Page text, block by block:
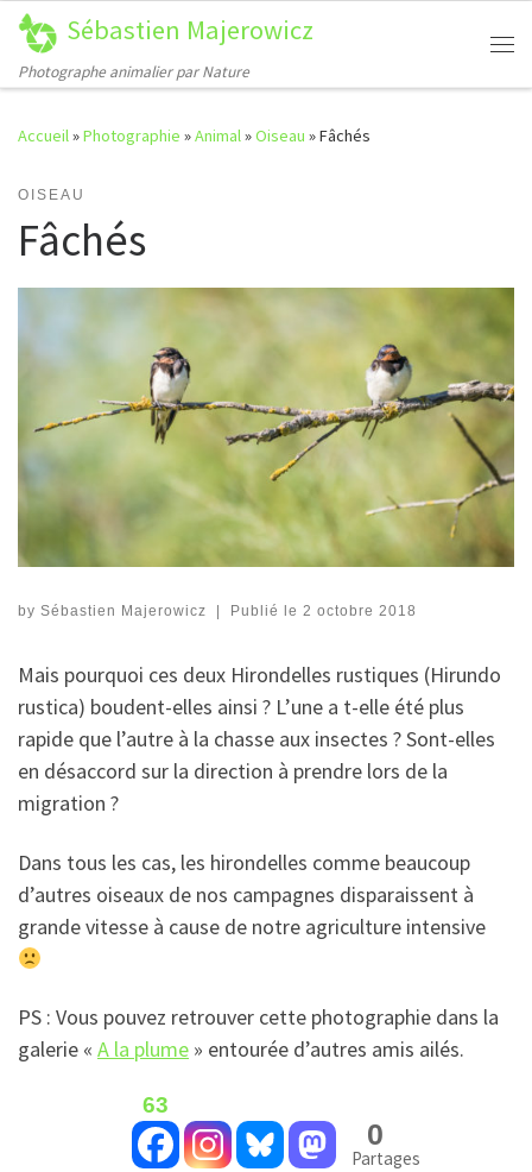
Passer au contenu
Sébastien Majerowicz
Photographe animalier par Nature
Accueil»Photographie »Animal»Oiseau »Fâchés
OISEAU
Fâchés
by Sébastien Majerowicz Publié le 2 octobre 2018
Mais pourquoi ces deux Hirondelles rustiques (Hirundo
rustica) boudent-elles ainsi ? L’une a t-elle été plus
rapide que l’autre à la chasse aux insectes ? Sont-elles
en désaccord sur la direction à prendre lors de la
migration ?
Dans tous les cas, les hirondelles comme beaucoup
d’autres oiseaux de nos campagnes disparaissent à
grande vitesse à cause de notre agriculture intensive
PS : Vous pouvez retrouver cette photographie dans la
galerie « A la plume » entourée d’autres amis ailés.
63
0
Partages